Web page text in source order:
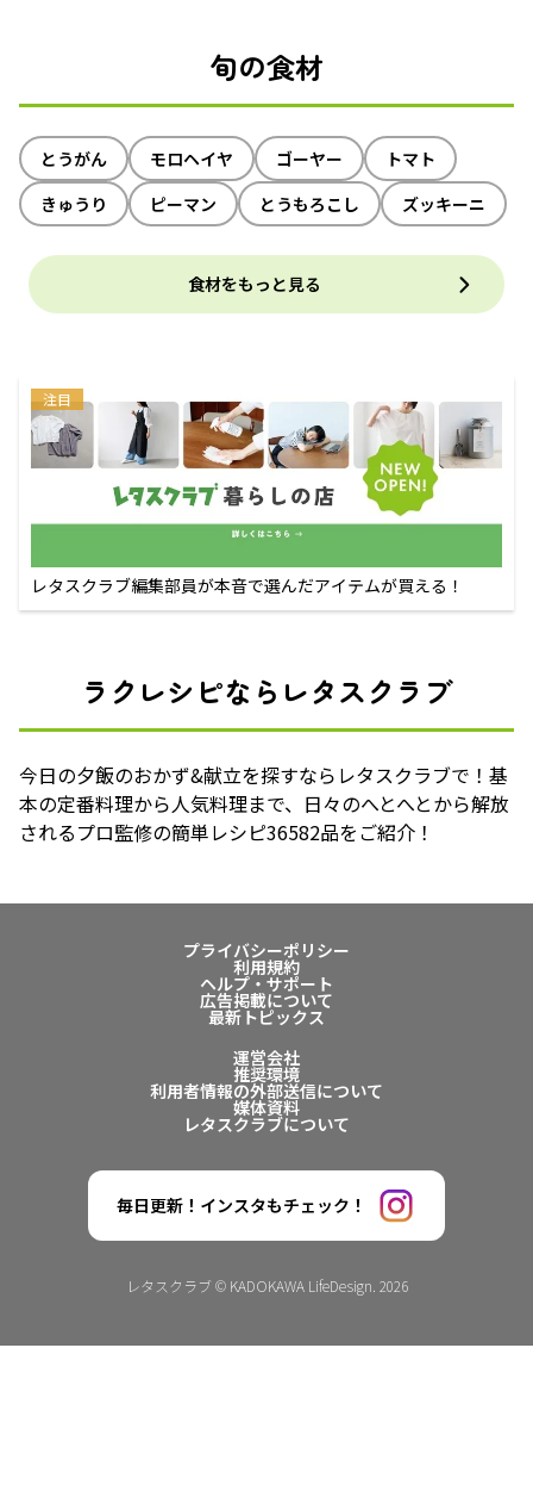
旬の食材
とうがん モロヘイヤ ゴーヤー
トマト
きゅうり
ピーマン とうもろこし ズッキーニ
食材をもっと見る
注目
レタスクラブ編集部員が本音で選んだアイテムが買える！
ラクレシピならレタスクラブ
今日の夕飯のおかず&献立を探すならレタスクラブで！基
本の定番料理から人気料理まで、日々のへとへとから解放
されるプロ監修の簡単レシピ36582品をご紹介！
プライバシーポリシー
利用規約
ヘルプ・サポート
広告掲載について
最新トピックス
運営会社
推奨環境
利用者情報の外部送信について
媒体資料
レタスクラブについて
毎日更新！インスタもチェック！
レタスクラブ © KADOKAWA LifeDesign. 2026